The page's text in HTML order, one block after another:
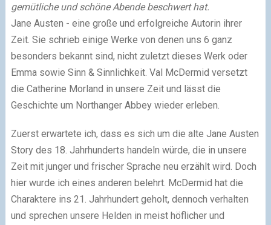
gemütliche und schöne Abende beschwert hat.
Jane Austen - eine große und erfolgreiche Autorin ihrer
Zeit. Sie schrieb einige Werke von denen uns 6 ganz
besonders bekannt sind, nicht zuletzt dieses Werk oder
Emma sowie Sinn & Sinnlichkeit. Val McDermid versetzt
die Catherine Morland in unsere Zeit und lässt die
Geschichte um Northanger Abbey wieder erleben.
Zuerst erwartete ich, dass es sich um die alte Jane Austen
Story des 18. Jahrhunderts handeln würde, die in unsere
Zeit mit junger und frischer Sprache neu erzählt wird. Doch
hier wurde ich eines anderen belehrt. McDermid hat die
Charaktere ins 21. Jahrhundert geholt, dennoch verhalten
und sprechen unsere Helden in meist höflicher und